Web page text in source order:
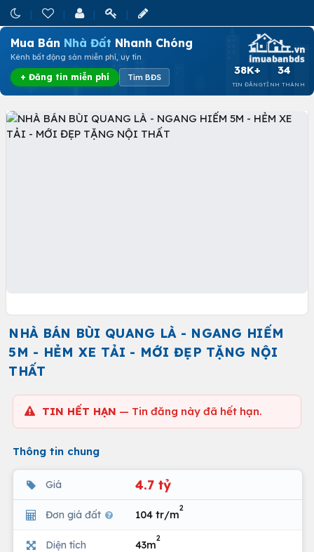
Mua Bán Nhà Đất Nhanh Chóng
Kênh bất động sản miễn phí, uy tín
+ Đăng tin miễn phí Tìm BĐS
38K+
TIN ĐĂNG
34
TỈNH THÀNH
NHÀ BÁN BÙI QUANG LÀ - NGANG HIẾM
5M - HẺM XE TẢI - MỚI ĐẸP TẶNG NỘI
THẤT
TIN HẾT HẠN — Tin đăng này đã hết hạn.
Thông tin chung
Giá 4.7 tỷ
Đơn giá đất 104 tr/m
2
Diện tích 43m
2